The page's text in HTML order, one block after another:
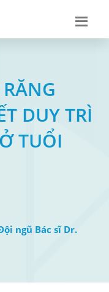
DUY TRÌ
TUỔI
ngũ Bác sĩ Dr.